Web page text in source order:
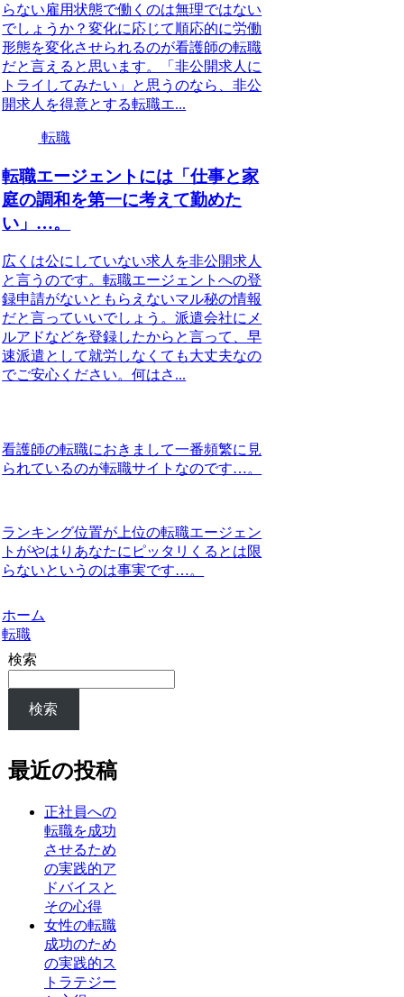
らない雇用状態で働くのは無理ではない
でしょうか？変化に応じて順応的に労働
形態を変化させられるのが看護師の転職
だと言えると思います。「非公開求人に
トライしてみたい」と思うのなら、非公
開求人を得意とする転職エ...
転職
転職エージェントには「仕事と家
庭の調和を第一に考えて勤めた
い」…。
広くは公にしていない求人を非公開求人
と言うのです。転職エージェントへの登
録申請がないともらえないマル秘の情報
だと言っていいでしょう。派遣会社にメ
ルアドなどを登録したからと言って、早
速派遣として就労しなくても大丈夫なの
でご安心ください。何はさ...
看護師の転職におきまして一番頻繁に見
られているのが転職サイトなのです…。
ランキング位置が上位の転職エージェン
トがやはりあなたにピッタリくるとは限
らないというのは事実です…。
ホーム
転職
検索
検索
最近の投稿
正社員への
転職を成功
させるため
の実践的ア
ドバイスと
その心得
女性の転職
成功のため
の実践的ス
トラテジー